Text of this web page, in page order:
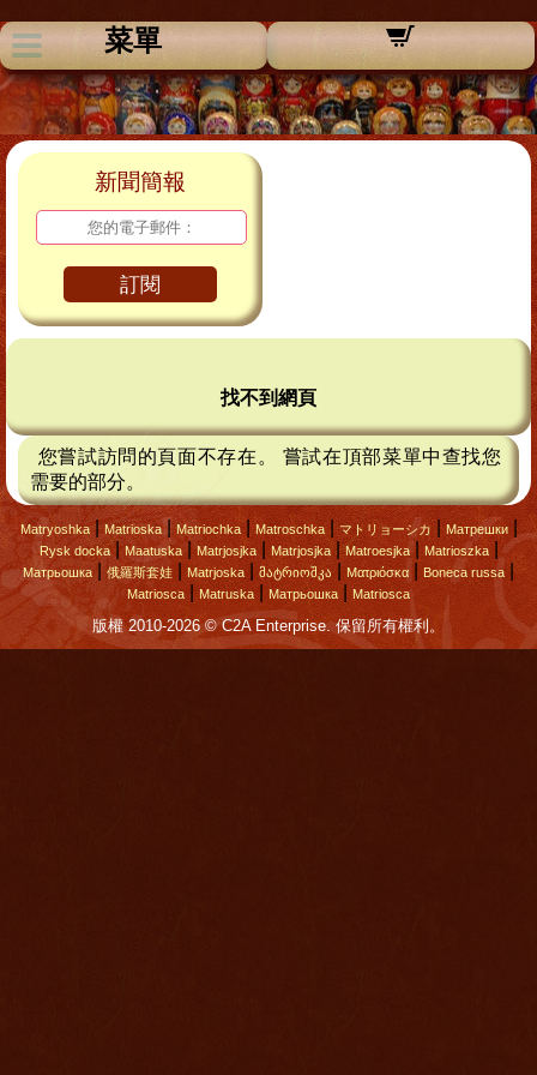
菜單
新聞簡報
訂閱
找不到網頁
您嘗試訪問的頁面不存在。 嘗試在頂部菜單中查找您
需要的部分。
Matryoshka| Matrioska| Matriochka| Matroschka|マトリョーシカ| Матрешки|
Rysk docka|Maatuska| Matrjosjka| Matrjosjka|Matroesjka| Matrioszka|
Матрьошка | 俄羅斯套娃 Matrjoska მატრიოშკა Ματριόσκα Boneca russa |
Matriosca Matruska Матрьошка Matriosca
版權 2010-2026 © C2A Enterprise. 保留所有權利。